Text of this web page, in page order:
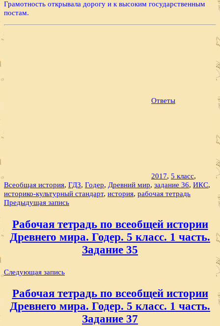
Грамотность открывала дорогу и к высоким государственным
постам.
Ответы
2017, 5 класс,
Всеобщая история, ГДЗ, Годер, Древний мир, задание 36, ИКС,
историко-культурный стандарт, история, рабочая тетрадь
Навигация
записям
Предыдущая запись
Рабочая тетрадь по всеобщей истории
Древнего мира. Годер. 5 класс. 1 часть.
Задание 35
Следующая запись
Рабочая тетрадь по всеобщей истории
Древнего мира. Годер. 5 класс. 1 часть.
Задание 37